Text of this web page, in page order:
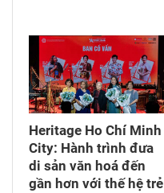
Heritage Ho Chí Minh
City: Hành trình đưa
di sản văn hoá đến
gần hơn với thế hệ trẻ